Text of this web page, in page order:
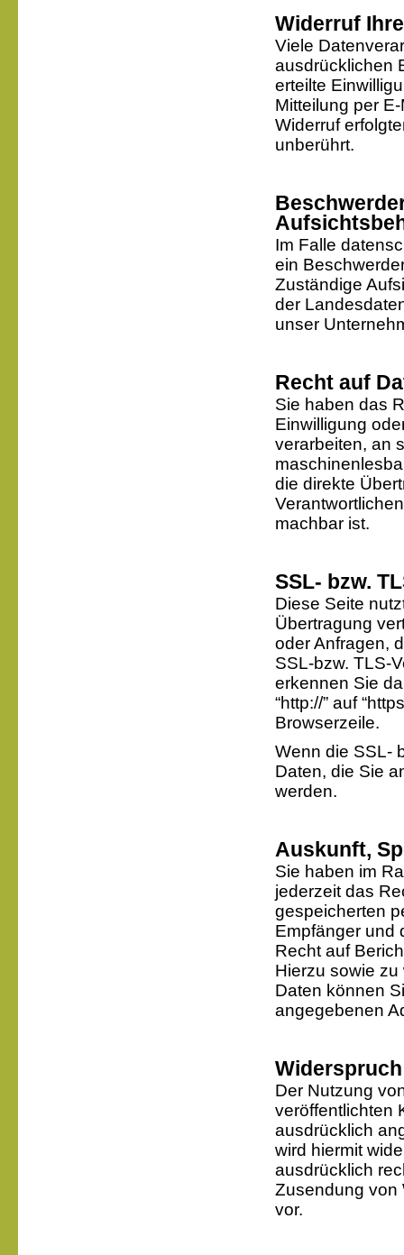
Widerruf
Viele
ausdrücklichen
erteilte
Mitteilung per
Widerruf
unberührt.
Im Falle
ein
Zuständige
der
unser
Recht auf
Sie haben das
Einwilligung
verarbeiten, an
die direkte
machbar ist.
SSL- bzw.
Diese Seite
Übertragung
oder Anfragen,
SSL-bzw. TLS-
erkennen Sie
“http://” auf
Browserzeile.
Wenn die SSL-
Daten, die Sie
werden.
Auskunft,
Sie haben im
jederzeit das
gespeicherten
Empfänger und
Recht auf
Hierzu sowie
Daten können
angegebenen
Der Nutzung
veröffentlichten
ausdrücklich
wird hiermit
ausdrücklich
Zusendung von
vor.